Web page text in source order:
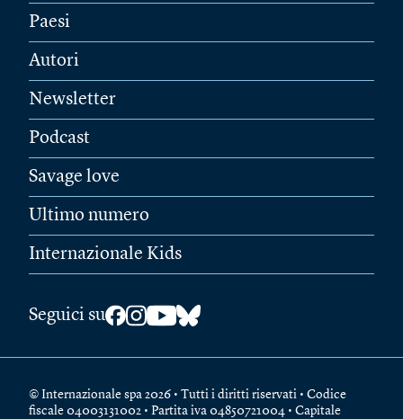
Paesi
Autori
Newsletter
Podcast
Savage love
Ultimo numero
Internazionale Kids
Seguici su
© Internazionale spa 2026 • Tutti i diritti riservati • Codice
fiscale 04003131002 • Partita iva 04850721004 • Capitale